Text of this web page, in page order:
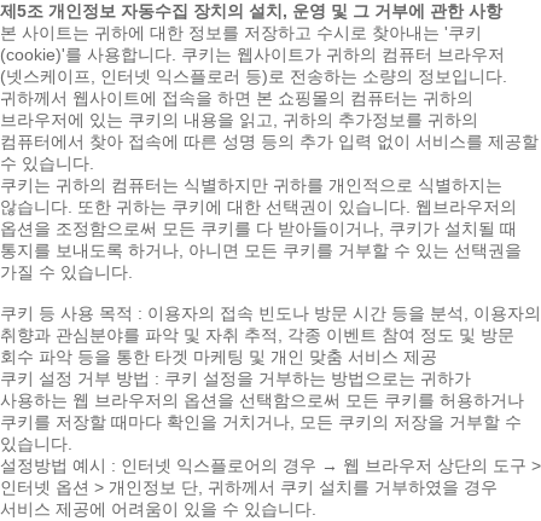
제5조 개인정보 자동수집 장치의 설치, 운영 및 그 거부에 관한 사항
본 사이트는 귀하에 대한 정보를 저장하고 수시로 찾아내는 '쿠키
(cookie)'를 사용합니다. 쿠키는 웹사이트가 귀하의 컴퓨터 브라우저
(넷스케이프, 인터넷 익스플로러 등)로 전송하는 소량의 정보입니다.
귀하께서 웹사이트에 접속을 하면 본 쇼핑몰의 컴퓨터는 귀하의
브라우저에 있는 쿠키의 내용을 읽고, 귀하의 추가정보를 귀하의
컴퓨터에서 찾아 접속에 따른 성명 등의 추가 입력 없이 서비스를 제공할
수 있습니다.
쿠키는 귀하의 컴퓨터는 식별하지만 귀하를 개인적으로 식별하지는
않습니다. 또한 귀하는 쿠키에 대한 선택권이 있습니다. 웹브라우저의
옵션을 조정함으로써 모든 쿠키를 다 받아들이거나, 쿠키가 설치될 때
통지를 보내도록 하거나, 아니면 모든 쿠키를 거부할 수 있는 선택권을
가질 수 있습니다.
쿠키 등 사용 목적 : 이용자의 접속 빈도나 방문 시간 등을 분석, 이용자의
취향과 관심분야를 파악 및 자취 추적, 각종 이벤트 참여 정도 및 방문
회수 파악 등을 통한 타겟 마케팅 및 개인 맞춤 서비스 제공
쿠키 설정 거부 방법 : 쿠키 설정을 거부하는 방법으로는 귀하가
사용하는 웹 브라우저의 옵션을 선택함으로써 모든 쿠키를 허용하거나
쿠키를 저장할 때마다 확인을 거치거나, 모든 쿠키의 저장을 거부할 수
있습니다.
설정방법 예시 : 인터넷 익스플로어의 경우 → 웹 브라우저 상단의 도구 >
인터넷 옵션 > 개인정보 단, 귀하께서 쿠키 설치를 거부하였을 경우
서비스 제공에 어려움이 있을 수 있습니다.